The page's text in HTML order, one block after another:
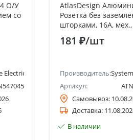
О/У
со
Electric (ранее Schneider Electric)
AtlasDesign
Розетка без
шторками, 16А, мех.,
быстрозажим. клемм
181 ₽/шт
Производитель:
Артикул:
Самовывоз:
Доставка:
В наличии